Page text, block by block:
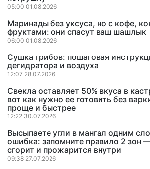
05:00 01.08.2026
Маринады без уксуса, но с кофе,
фруктами: они спасут ваш шашлык
06:00 01.08.2026
Сушка грибов: пошаговая
дегидратора и воздуха
12:07 28.07.2026
Свекла оставляет 50% вкуса в
вот как нужно ее готовить без
проще и быстрее
12:22 30.07.2026
Высыпаете угли в мангал одним
ошибка: запомните правило 2 зон
сгорит и прожарится внутри
09:38 27.07.2026